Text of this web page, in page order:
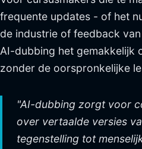
frequente updates - of het
de industrie of feedback
AI-dubbing het gemakkelijk
zonder de oorspronkelijke
"AI-dubbing zorgt voor
over vertaalde versies
tegenstelling tot